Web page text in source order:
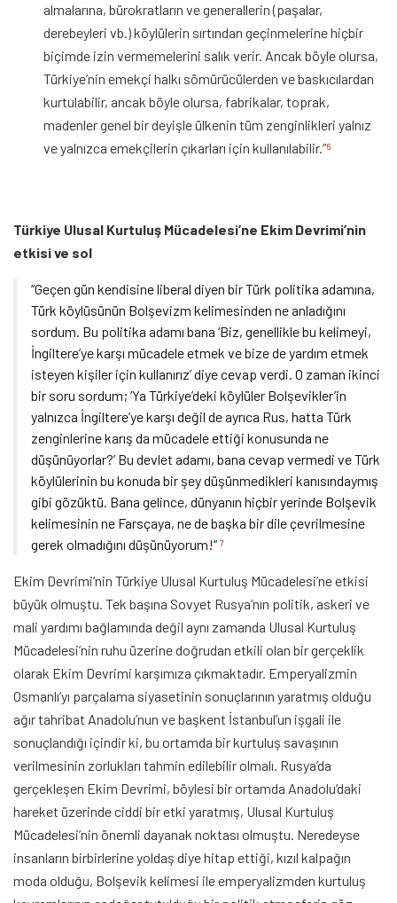
almalarına, bürokratların ve generallerin (paşalar,
derebeyleri vb.) köylülerin sırtından geçinmelerine hiçbir
biçimde izin vermemelerini salık verir. Ancak böyle olursa,
Türkiye’nin emekçi halkı sömürücülerden ve baskıcılardan
kurtulabilir, ancak böyle olursa, fabrikalar, toprak,
madenler genel bir deyişle ülkenin tüm zenginlikleri yalnız
ve yalnızca emekçilerin çıkarları için kullanılabilir.”6
Türkiye Ulusal Kurtuluş Mücadelesi’ne Ekim Devrimi’nin
etkisi ve sol
“Geçen gün kendisine liberal diyen bir Türk politika adamına,
Türk köylüsünün Bolşevizm kelimesinden ne anladığını
sordum. Bu politika adamı bana ‘Biz, genellikle bu kelimeyi,
İngiltere’ye karşı mücadele etmek ve bize de yardım etmek
isteyen kişiler için kullanırız’ diye cevap verdi. O zaman ikinci
bir soru sordum; ‘Ya Türkiye’deki köylüler Bolşevikler’in
yalnızca İngiltere’ye karşı değil de ayrıca Rus, hatta Türk
zenginlerine karış da mücadele ettiği konusunda ne
düşünüyorlar?’ Bu devlet adamı, bana cevap vermedi ve Türk
köylülerinin bu konuda bir şey düşünmedikleri kanısındaymış
gibi gözüktü. Bana gelince, dünyanın hiçbir yerinde Bolşevik
kelimesinin ne Farsçaya, ne de başka bir dile çevrilmesine
gerek olmadığını düşünüyorum!” 7
Ekim Devrimi’nin Türkiye Ulusal Kurtuluş Mücadelesi’ne etkisi
büyük olmuştu. Tek başına Sovyet Rusya’nın politik, askeri ve
mali yardımı bağlamında değil aynı zamanda Ulusal Kurtuluş
Mücadelesi’nin ruhu üzerine doğrudan etkili olan bir gerçeklik
olarak Ekim Devrimi karşımıza çıkmaktadır. Emperyalizmin
Osmanlı’yı parçalama siyasetinin sonuçlarının yaratmış olduğu
ağır tahribat Anadolu’nun ve başkent İstanbul’un işgali ile
sonuçlandığı içindir ki, bu ortamda bir kurtuluş savaşının
verilmesinin zorlukları tahmin edilebilir olmalı. Rusya’da
gerçekleşen Ekim Devrimi, böylesi bir ortamda Anadolu’daki
hareket üzerinde ciddi bir etki yaratmış, Ulusal Kurtuluş
Mücadelesi’nin önemli dayanak noktası olmuştu. Neredeyse
insanların birbirlerine yoldaş diye hitap ettiği, kızıl kalpağın
moda olduğu, Bolşevik kelimesi ile emperyalizmden kurtuluş